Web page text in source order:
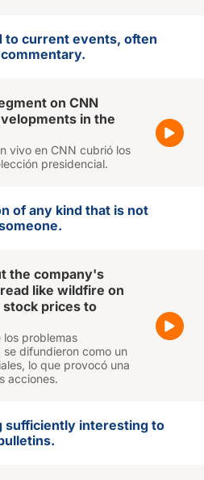
to current events, often
on CNN
in the
vivo en CNN cubrió los
presidencial.
of any kind that is not
the company's
like wildfire on
stock prices to
los problemas
difundieron como un
lo que provocó una
acciones.
sufficiently interesting to